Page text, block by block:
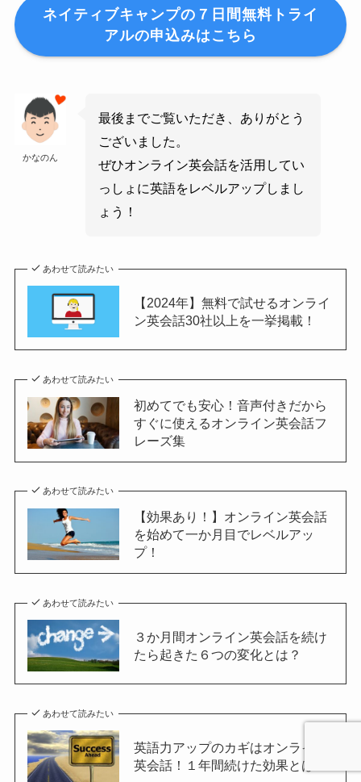
ネイティブキャンプの７日間無料トライ
アルの申込みはこちら
かなのん
最後までご覧いただき、ありがとう
ございました。
ぜひオンライン英会話を活用してい
っしょに英語をレベルアップしまし
ょう！
あわせて読みたい
【2024年】無料で試せるオンライ
ン英会話30社以上を一挙掲載！
あわせて読みたい
初めてでも安心！音声付きだから
すぐに使えるオンライン英会話フ
レーズ集
あわせて読みたい
【効果あり！】オンライン英会話
を始めて一か月目でレベルアッ
プ！
あわせて読みたい
３か月間オンライン英会話を続け
たら起きた６つの変化とは？
あわせて読みたい
英語力アップのカギはオンライン
英会話！１年間続けた効果とは？